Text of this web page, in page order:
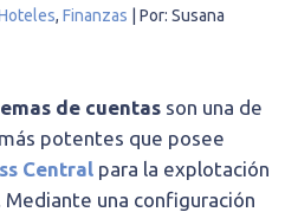
,Finanzas |Por: Susana
de cuentasson una de
potentes que posee
Centralpara la explotación
una configuración